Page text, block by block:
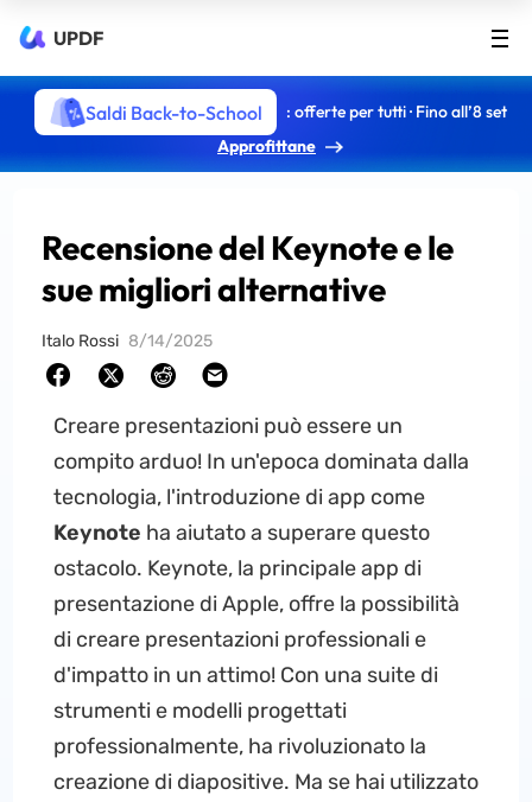
UPDF
Saldi Back-to-School
: offerte per tutti · Fino all’8 set
Approfittane
Recensione del Keynote e le
sue migliori alternative
Italo Rossi 8/14/2025
Creare presentazioni può essere un
compito arduo! In un'epoca dominata dalla
tecnologia, l'introduzione di app come
Keynote ha aiutato a superare questo
ostacolo. Keynote, la principale app di
presentazione di Apple, offre la possibilità
di creare presentazioni professionali e
d'impatto in un attimo! Con una suite di
strumenti e modelli progettati
professionalmente, ha rivoluzionato la
creazione di diapositive. Ma se hai utilizzato